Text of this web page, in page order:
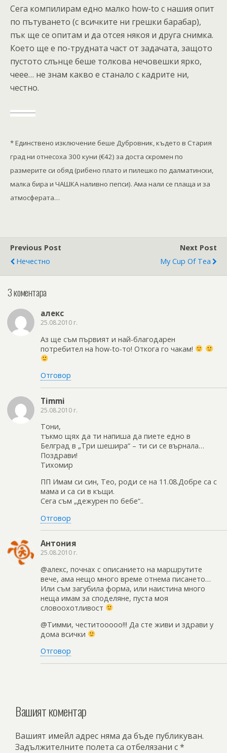
Сега компилирам едно малко how-to с нашия опит
по пътуването (с всичките ни грешки барабар),
пък ще се опитам и да отсея някоя и друга снимка.
Което ще е по-трудната част от задачата, защото
пустото слънце беше толкова нечовешки ярко,
чеее… не знам какво е станало с кадрите ни,
честно.
* Единствено изключение беше Дубровник, където в Стария
град ни отнесоха 300 куни (€42) за доста скромен по
размерите си обяд (рибено плато и пилешко по далматински,
малка бира и ЧАШКА наливно пепси). Ама нали се плаща и за
атмосферата…
Previous Post
Нечестно
Next Post
My Cup Of Tea
3 коментара
алекс
25.08.2010 г.
Аз ще съм първият и най-благодарен
потребител на how-to-то! Откога го чакам!
Отговор
Timmi
25.08.2010 г.
Тони,
тъкмо щях да ти напиша да пиете едно в
Белград в „Три шешира“ – ти си се върнала…
Поздрави!
Тихомир
ПП Имам си син, Тео, роди се на 11.08.Добре са с
мама и са си в къщи.
Сега съм „дежурен по бебе“..
Отговор
Антония
25.08.2010 г.
@алекс, почнах с описанието на маршрутите
вече, ама нещо много време отнема писането…
Или съм загубила форма, или наистина много
неща имам за споделяне, пуста моя
словоохотливост
@Тимми, честитооооо!!! Да сте живи и здрави у
дома всички
Отговор
Вашият коментар
Вашият имейл адрес няма да бъде публикуван.
Задължителните полета са отбелязани с*